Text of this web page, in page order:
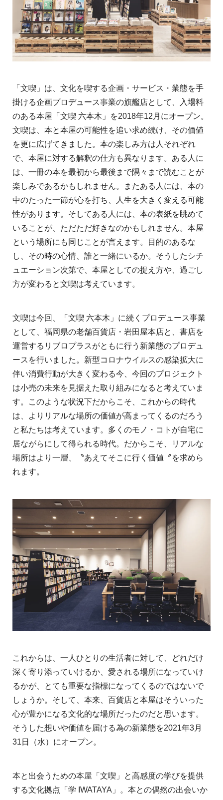
「文喫」は、文化を喫する企画・サービス・業態を手
掛ける企画プロデュース事業の旗艦店として、入場料
のある本屋「文喫 六本木」を2018年12月にオープン。
文喫は、本と本屋の可能性を追い求め続け、その価値
を更に広げてきました。本の楽しみ方は人それぞれ
で、本屋に対する解釈の仕方も異なります。ある人に
は、一冊の本を最初から最後まで隅々まで読むことが
楽しみであるかもしれません。またある人には、本の
中のたった一節が心を打ち、人生を大きく変える可能
性があります。そしてある人には、本の表紙を眺めて
いることが、ただただ好きなのかもしれません。本屋
という場所にも同じことが言えます。目的のあるな
し、その時の心情、誰と一緒にいるか。そうしたシチ
ュエーション次第で、本屋としての捉え方や、過ごし
方が変わると文喫は考えています。
文喫は今回、「文喫 六本木」に続くプロデュース事業
として、福岡県の老舗百貨店・岩田屋本店と、書店を
運営するリブロプラスがともに行う新業態のプロデュ
ースを行いました。新型コロナウイルスの感染拡大に
伴い消費行動が大きく変わる今、今回のプロジェクト
は小売の未来を見据えた取り組みになると考えていま
す。このような状況下だからこそ、これからの時代
は、よりリアルな場所の価値が高まってくるのだろう
と私たちは考えています。多くのモノ・コトが自宅に
居ながらにして得られる時代。だからこそ、リアルな
場所はより一層、〝あえてそこに行く価値〞を求めら
れます。
これからは、一人ひとりの生活者に対して、どれだけ
深く寄り添っていけるか、愛される場所になっていけ
るかが、とても重要な指標になってくるのではないで
しょうか。そして、本来、百貨店と本屋はそういった
心が豊かになる文化的な場所だったのだと思います。
そうした想いや価値を届ける為の新業態を2021年3月
31日（水）にオープン。
本と出会うための本屋「文喫」と高感度の学びを提供
する文化拠点「学 IWATAYA」。本との偶然の出会いか